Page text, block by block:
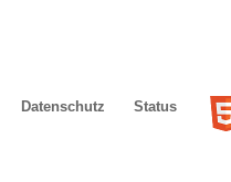
Datenschutz Status